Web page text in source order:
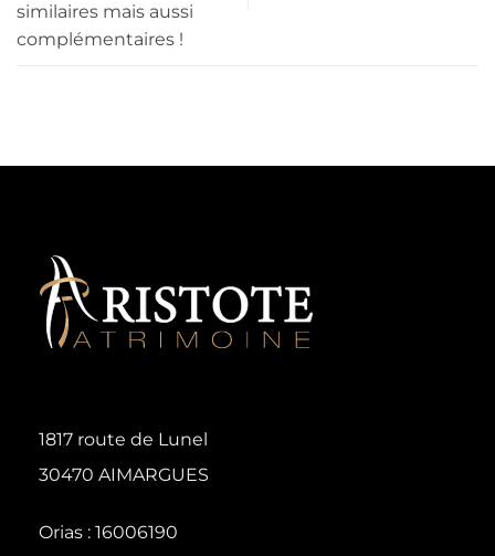
similaires mais aussi
complémentaires !
1817 route de Lunel
30470 AIMARGUES
Orias : 16006190